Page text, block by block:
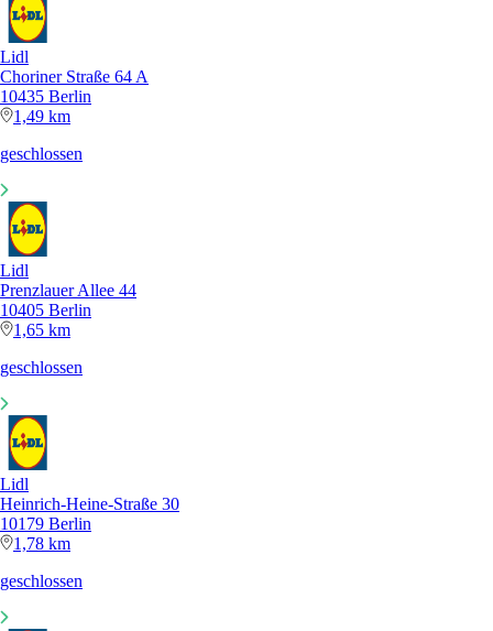
Lidl
Choriner Straße 64 A
10435 Berlin
1,49 km
geschlossen
Lidl
Prenzlauer Allee 44
10405 Berlin
1,65 km
geschlossen
Lidl
Heinrich-Heine-Straße 30
10179 Berlin
1,78 km
geschlossen